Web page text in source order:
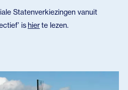
Statenverkiezingen vanuit
ishierte lezen.